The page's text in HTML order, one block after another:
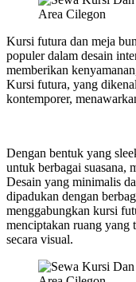
Kursi futura dan meja
populer dalam desain
memberikan
Kursi futura, yang
kontemporer,
Dengan bentuk yang
untuk berbagai suasana,
Desain yang minimalis
dipadukan dengan
menggabungkan kursi
menciptakan ruang yang
secara visual.